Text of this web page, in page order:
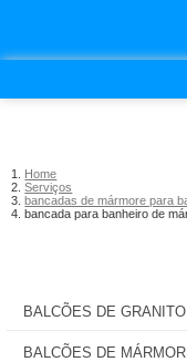
Home
Serviços
bancadas de mármore para
bancada para banheiro de
BALCÕES DE GRANITO
BALCÕES DE